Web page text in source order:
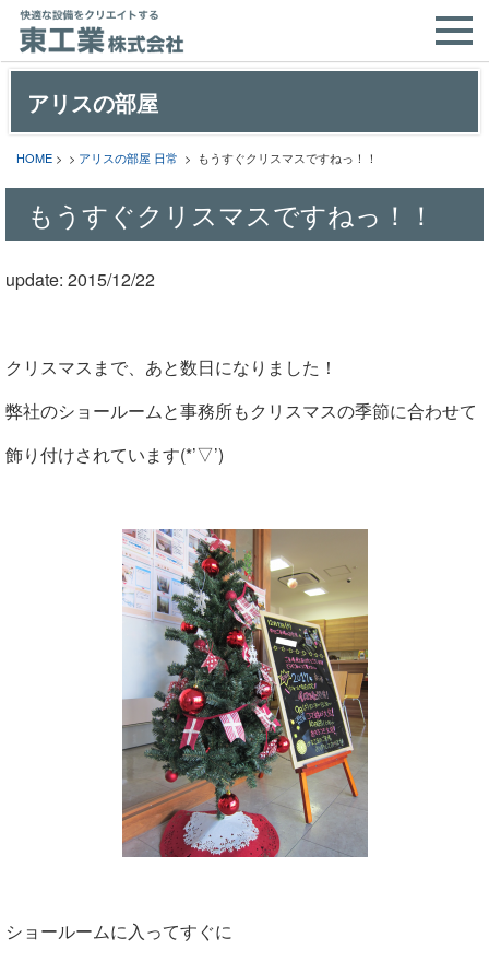
アリスの部屋
HOME > > アリスの部屋 日常 > もうすぐクリスマスですねっ！！
もうすぐクリスマスですねっ！！
update: 2015/12/22
クリスマスまで、あと数日になりました！
弊社のショールームと事務所もクリスマスの季節に合わせて
飾り付けされています(*’▽’)
ショールームに入ってすぐに